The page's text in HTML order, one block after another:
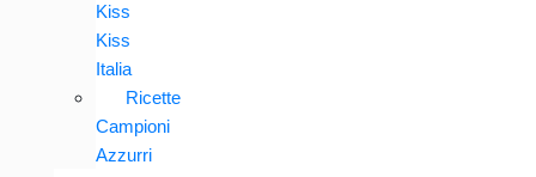
Kiss
Kiss
Italia
Ricette
Campioni
Azzurri